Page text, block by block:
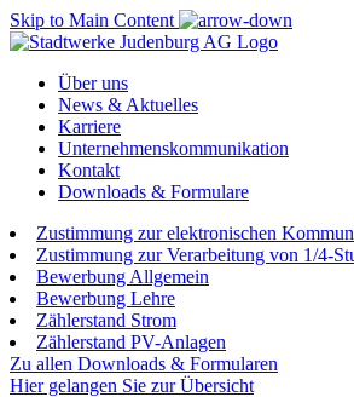
Skip to Main Content
Über uns
News & Aktuelles
Karriere
Unternehmenskommunikation
Kontakt
Downloads & Formulare
Zustimmung zur elektronischen
Zustimmung zur Verarbeitung von 1/4-
Bewerbung Allgemein
Bewerbung Lehre
Zählerstand Strom
Zählerstand PV-Anlagen
Zu allen Downloads & Formularen
Hier gelangen Sie zur Übersicht